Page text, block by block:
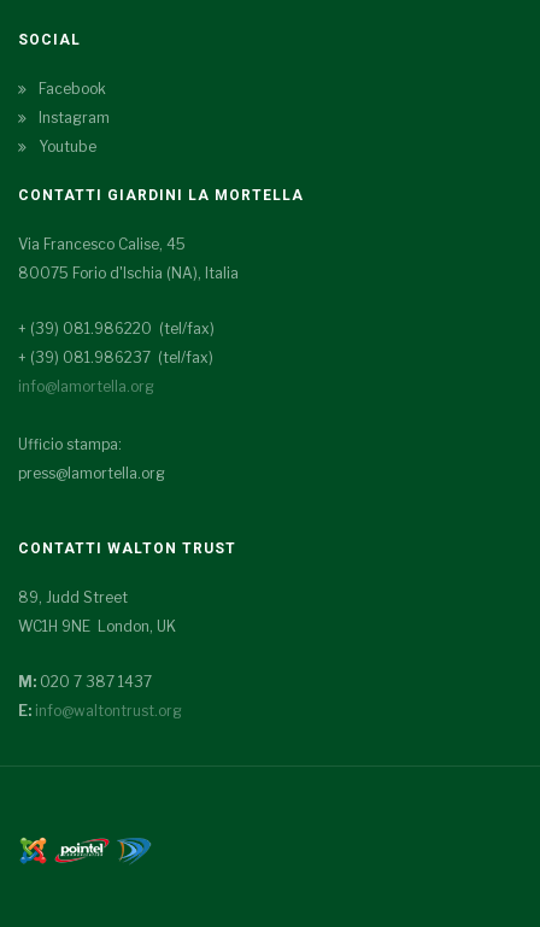
SOCIAL
Facebook
Instagram
Youtube
CONTATTI GIARDINI LA MORTELLA
Via Francesco Calise, 45
80075 Forio d'Ischia (NA), Italia
+ (39) 081.986220 (tel/fax)
+ (39) 081.986237 (tel/fax)
info@lamortella.org
Ufficio stampa:
press@lamortella.org
CONTATTI WALTON TRUST
89, Judd Street
WC1H 9NE London, UK
M: 020 7 387 1437
E: info@waltontrust.org